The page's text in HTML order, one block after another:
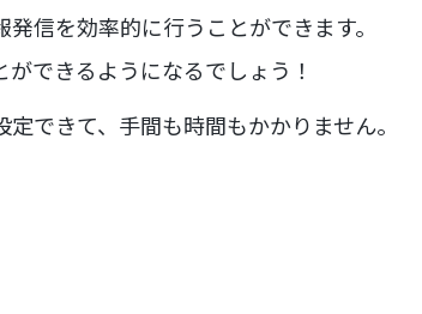
信を効率的に行うことができます。
できるようになるでしょう！
できて、手間も時間もかかりません。